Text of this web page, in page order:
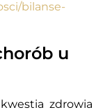
bilanse-
u
zdrowia